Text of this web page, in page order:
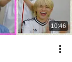
10:46